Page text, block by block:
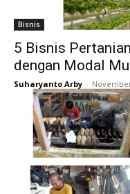
Bisnis
5 Bisnis
dengan Modal
Suharyanto Arby -